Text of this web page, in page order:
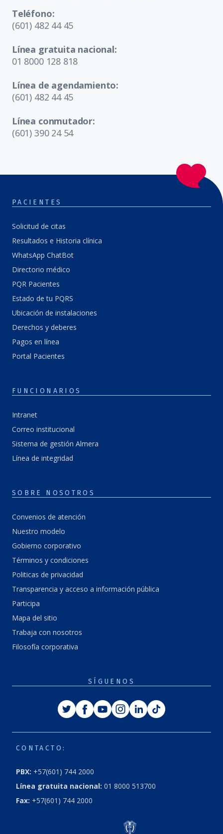
Teléfono:
(601) 482 44 45
Línea gratuita nacional:
01 8000 128 818
Línea de agendamiento:
(601) 482 44 45
Línea conmutador:
(601) 390 24 54
PACIENTES
Solicitud de citas
Resultados e Historia clínica
WhatsApp ChatBot
Directorio médico
PQR Pacientes
Estado de tu PQRS
Ubicación de instalaciones
Derechos y deberes
Pagos en línea
Portal Pacientes
FUNCIONARIOS
Intranet
Correo institucional
Sistema de gestión Almera
Línea de integridad
SOBRE NOSOTROS
Convenios de atención
Nuestro modelo
Gobierno corporativo
Términos y condiciones
Politicas de privacidad
Transparencia y acceso a información pública
Participa
Mapa del sitio
Trabaja con nosotros
Filosofía corporativa
SÍGUENOS
CONTACTO:
PBX: +57(601) 744 2000
Línea gratuita nacional: 01 8000 513700
Fax: +57(601) 744 2000